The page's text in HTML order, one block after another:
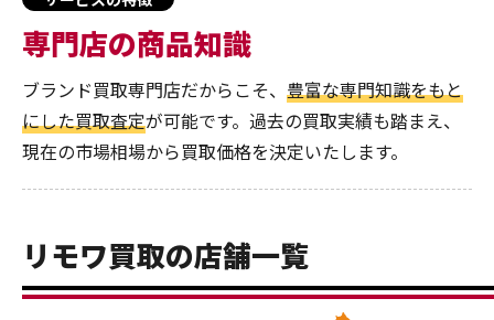
専門店の商品知識
ブランド買取専門店だからこそ、 豊富な専門知識をもと
にした買取査定が可能です。過去の買取実績も踏まえ、
現在の市場相場から買取価格を決定いたします。
リモワ買取の店舗一覧